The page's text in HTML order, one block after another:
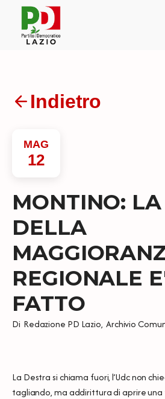
Indietro
MAG
12
MONTINO: LA
DELLA
REGIONALE
FATTO
Di Redazione PD Lazio, Archivio
La Destra si chiama fuori, l’Udc non
tagliando, ma addirittura di aprire una